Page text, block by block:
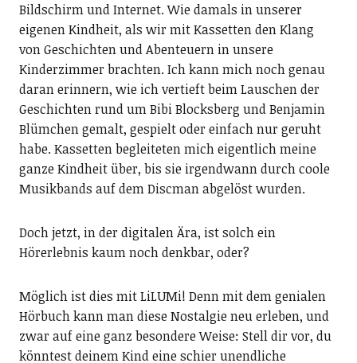
Bildschirm und Internet. Wie damals in unserer
eigenen Kindheit, als wir mit Kassetten den Klang
von Geschichten und Abenteuern in unsere
Kinderzimmer brachten. Ich kann mich noch genau
daran erinnern, wie ich vertieft beim Lauschen der
Geschichten rund um Bibi Blocksberg und Benjamin
Blümchen gemalt, gespielt oder einfach nur geruht
habe. Kassetten begleiteten mich eigentlich meine
ganze Kindheit über, bis sie irgendwann durch coole
Musikbands auf dem Discman abgelöst wurden.
Doch jetzt, in der digitalen Ära, ist solch ein
Hörerlebnis kaum noch denkbar, oder?
Möglich ist dies mit LiLUMi! Denn mit dem genialen
Hörbuch kann man diese Nostalgie neu erleben, und
zwar auf eine ganz besondere Weise: Stell dir vor, du
könntest deinem Kind eine schier unendliche